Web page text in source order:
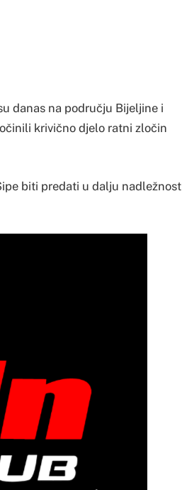
danas na području Bijeljine i
krivično djelo ratni zločin
biti predati u dalju nadležnost